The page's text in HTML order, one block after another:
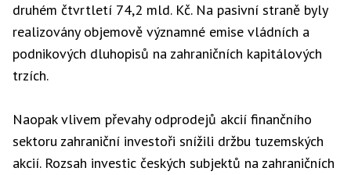
druhém čtvrtletí 74,2 mld. Kč. Na pasivní straně byly
realizovány objemově významné emise vládních a
podnikových dluhopisů na zahraničních kapitálových
trzích.
Naopak vlivem převahy odprodejů akcií finančního
sektoru zahraniční investoři snížili držbu tuzemských
akcií. Rozsah investic českých subjektů na zahraničních